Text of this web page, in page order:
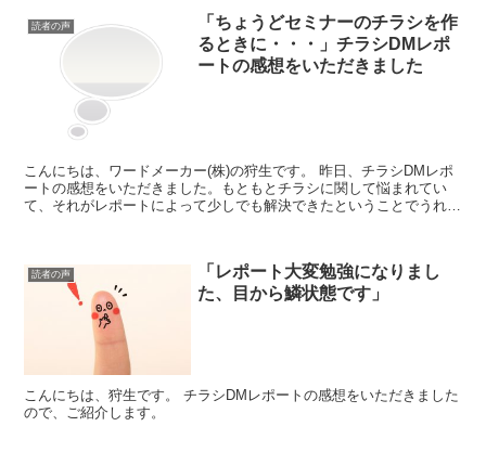
読者の声
「ちょうどセミナーのチラシを作
るときに・・・」チラシDMレポ
ートの感想をいただきました
こんにちは、ワードメーカー(株)の狩生です。 昨日、チラシDMレポ
ートの感想をいただきました。もともとチラシに関して悩まれてい
て、それがレポートによって少しでも解決できたということでうれし
読者の声
「レポート大変勉強になりまし
た、目から鱗状態です」
こんにちは、狩生です。 チラシDMレポートの感想をいただきました
ので、ご紹介します。